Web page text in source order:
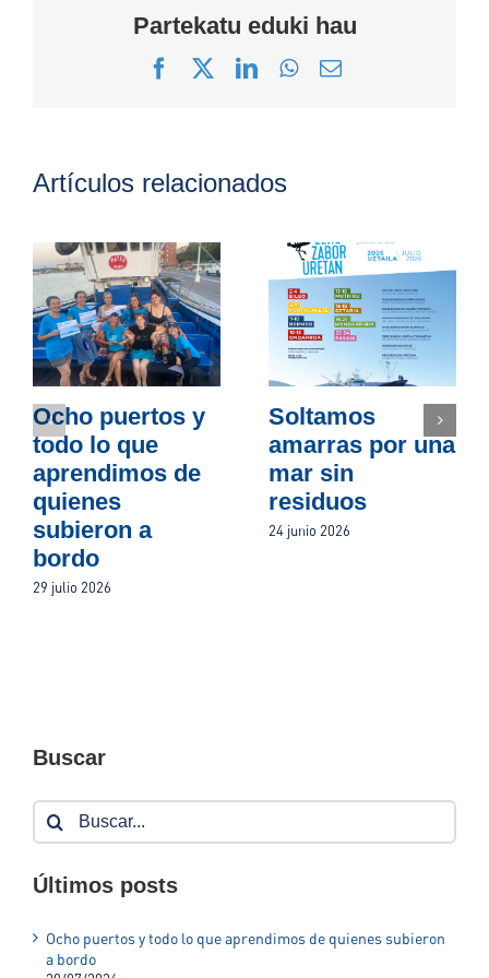
Partekatu eduki hau
Facebook
X LinkedInWhatsApp
Correo
Artículos relacionados
Ocho puertos y
todo lo que
aprendimos de
quienes
subieron a
bordo
29 julio 2026
Soltamos
amarras por una
mar sin
residuos
24 junio 2026
Buscar
Buscar:
Últimos posts
Ocho puertos y todo lo que aprendimos de quienes subieron
a bordo